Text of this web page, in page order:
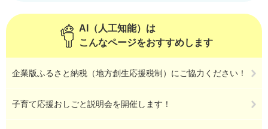
AI（人工知能）は
こんなページをおすすめします
企業版ふるさと納税（地方創生応援税制）にご協力ください！
子育て応援おしごと説明会を開催します！